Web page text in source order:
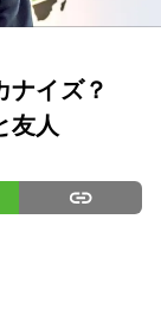
ナイズ？
友人